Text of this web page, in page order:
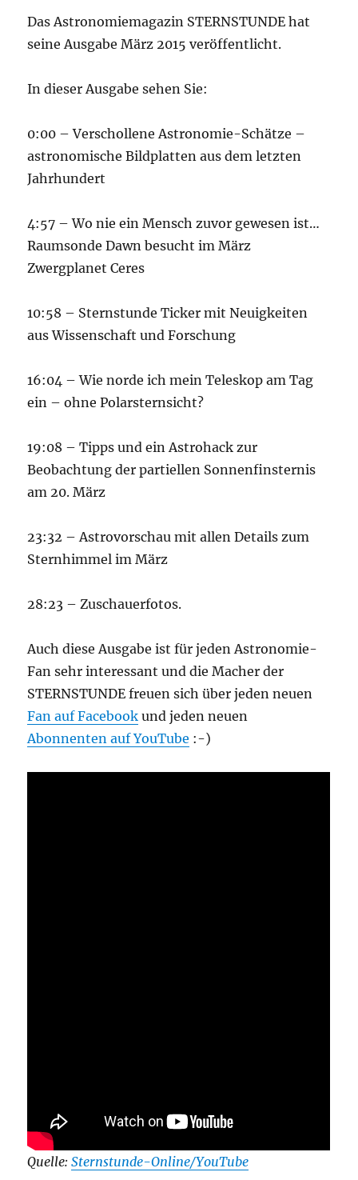
Das Astronomiemagazin STERNSTUNDE hat
seine Ausgabe März 2015 veröffentlicht.
In dieser Ausgabe sehen Sie:
0:00 – Verschollene Astronomie-Schätze –
astronomische Bildplatten aus dem letzten
Jahrhundert
4:57 – Wo nie ein Mensch zuvor gewesen ist…
Raumsonde Dawn besucht im März
Zwergplanet Ceres
10:58 – Sternstunde Ticker mit Neuigkeiten
aus Wissenschaft und Forschung
16:04 – Wie norde ich mein Teleskop am Tag
ein – ohne Polarsternsicht?
19:08 – Tipps und ein Astrohack zur
Beobachtung der partiellen Sonnenfinsternis
am 20. März
23:32 – Astrovorschau mit allen Details zum
Sternhimmel im März
28:23 – Zuschauerfotos.
Auch diese Ausgabe ist für jeden Astronomie-
Fan sehr interessant und die Macher der
STERNSTUNDE freuen sich über jeden neuen
Fan auf Facebook und jeden neuen
Abonnenten auf YouTube :-)
Quelle:Sternstunde-Online/YouTube